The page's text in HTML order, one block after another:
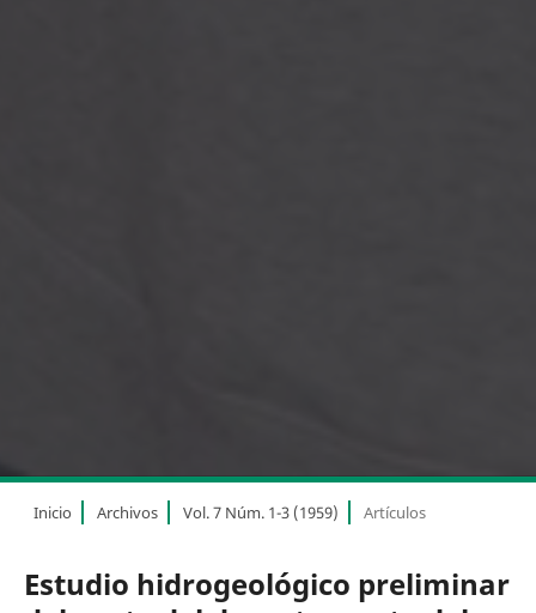
Inicio Archivos Vol. 7 Núm. 1-3 (1959) Artículos
Estudio hidrogeológico preliminar